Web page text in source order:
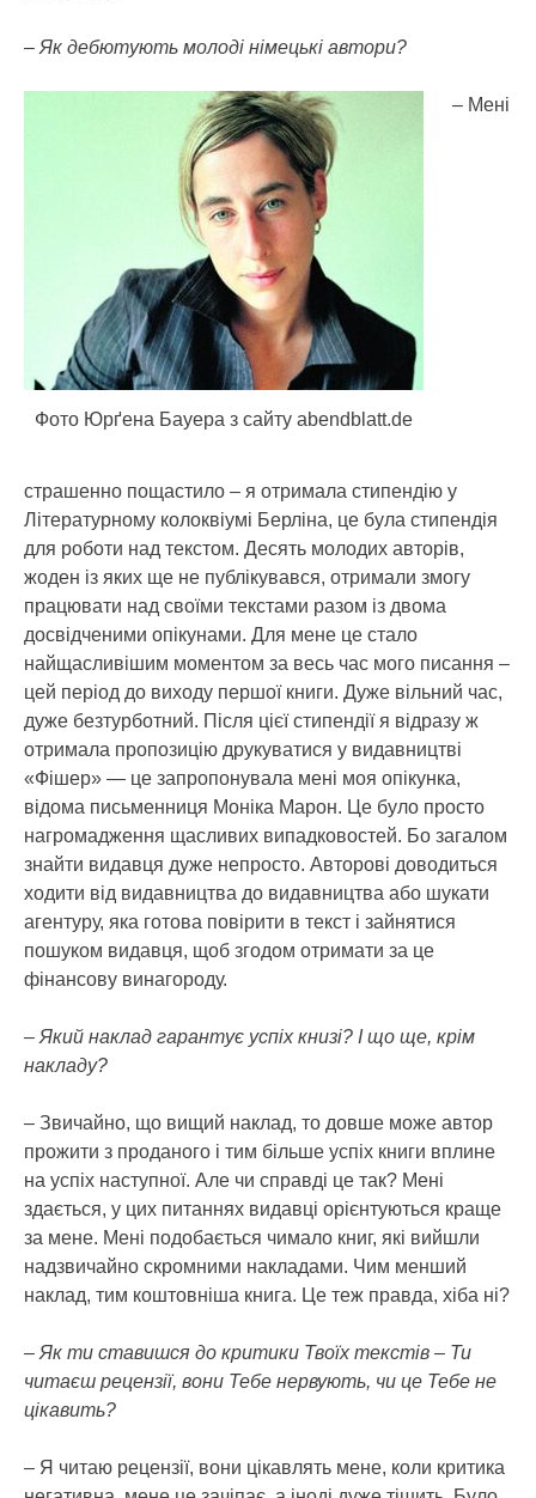
– Як дебютують молоді німецькі автори?
Фото Юрґена Бауера з сайту abendblatt.de
– Мені
страшенно пощастило – я отримала стипендію у
Літературному колоквіумі Берліна, це була стипендія
для роботи над текстом. Десять молодих авторів,
жоден із яких ще не публікувався, отримали змогу
працювати над своїми текстами разом із двома
досвідченими опікунами. Для мене це стало
найщасливішим моментом за весь час мого писання –
цей період до виходу першої книги. Дуже вільний час,
дуже безтурботний. Після цієї стипендії я відразу ж
отримала пропозицію друкуватися у видавництві
«Фішер» — це запропонувала мені моя опікунка,
відома письменниця Моніка Марон. Це було просто
нагромадження щасливих випадковостей. Бо загалом
знайти видавця дуже непросто. Авторові доводиться
ходити від видавництва до видавництва або шукати
агентуру, яка готова повірити в текст і зайнятися
пошуком видавця, щоб згодом отримати за це
фінансову винагороду.
– Який наклад гарантує успіх книзі? І що ще, крім
накладу?
– Звичайно, що вищий наклад, то довше може автор
прожити з проданого і тим більше успіх книги вплине
на успіх наступної. Але чи справді це так? Мені
здається, у цих питаннях видавці орієнтуються краще
за мене. Мені подобається чимало книг, які вийшли
надзвичайно скромними накладами. Чим менший
наклад, тим коштовніша книга. Це теж правда, хіба ні?
– Як ти ставишся до критики Твоїх текстів – Ти
читаєш рецензії, вони Тебе нервують, чи це Тебе не
цікавить?
– Я читаю рецензії, вони цікавлять мене, коли критика